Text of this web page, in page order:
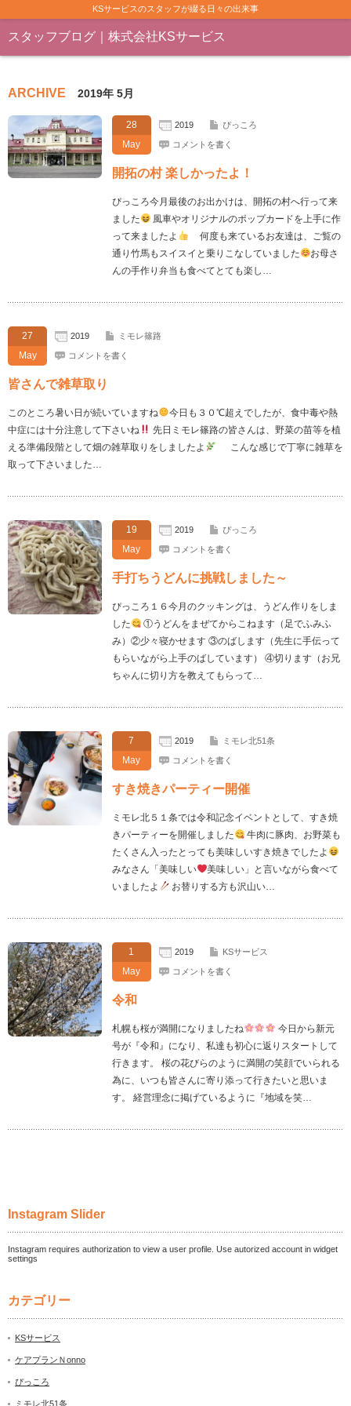
KSサービスのスタッフが綴る日々の出来事
スタッフブログ｜株式会社KSサービス
ARCHIVE 2019年 5月
28
May
2019 ぴっころ
コメントを書く
開拓の村 楽しかったよ！
ぴっころ今月最後のお出かけは、開拓の村へ行って来
ました
風車やオリジナルのポップカードを上手に作
って来ましたよ
何度も来ているお友達は、ご覧の
通り竹馬もスイスイと乗りこなしていました
お母さ
んの手作り弁当も食べてとても楽し…
27
May
2019 ミモレ篠路
コメントを書く
皆さんで雑草取り
このところ暑い日が続いていますね
今日も３０℃超えでしたが、食中毒や熱
中症には十分注意して下さいね
先日ミモレ篠路の皆さんは、野菜の苗等を植
える準備段階として畑の雑草取りをしましたよ
こんな感じで丁寧に雑草を
取って下さいました…
19
May
2019 ぴっころ
コメントを書く
手打ちうどんに挑戦しました～
ぴっころ１６今月のクッキングは、うどん作りをしま
した
①うどんをまぜてからこねます（足でふみふ
み）②少々寝かせます ③のばします（先生に手伝って
もらいながら上手のばしています） ④切ります（お兄
ちゃんに切り方を教えてもらって…
7
May
2019 ミモレ北51条
コメントを書く
すき焼きパーティー開催
ミモレ北５１条では令和記念イベントとして、すき焼
きパーティーを開催しました
牛肉に豚肉、お野菜も
たくさん入ったとっても美味しいすき焼きでしたよ
みなさん「美味しい
美味しい」と言いながら食べて
いましたよ
お替りする方も沢山い…
1
May
2019 KSサービス
コメントを書く
令和
札幌も桜が満開になりましたね
今日から新元
号が『令和』になり、私達も初心に返りスタートして
行きます。 桜の花びらのように満開の笑顔でいられる
為に、いつも皆さんに寄り添って行きたいと思いま
す。 経営理念に掲げているように『地域を笑…
Instagram Slider
Instagram requires authorization to view a user profile. Use autorized account in widget
settings
カテゴリー
KSサービス
ケアプランＮonno
ぴっころ
ミモレ北51条